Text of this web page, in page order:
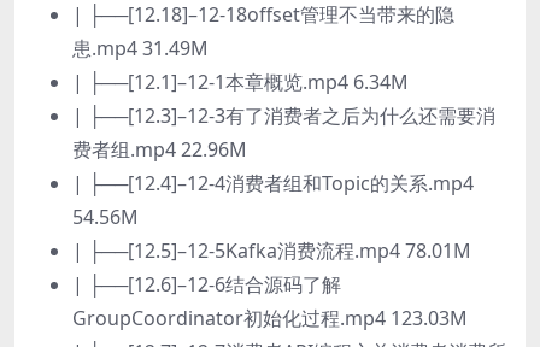
| ├──[12.18]–12-18offset管理不当带来的隐
患.mp4 31.49M
| ├──[12.1]–12-1本章概览.mp4 6.34M
| ├──[12.3]–12-3有了消费者之后为什么还需要消
费者组.mp4 22.96M
| ├──[12.4]–12-4消费者组和Topic的关系.mp4
54.56M
| ├──[12.5]–12-5Kafka消费流程.mp4 78.01M
| ├──[12.6]–12-6结合源码了解
GroupCoordinator初始化过程.mp4 123.03M